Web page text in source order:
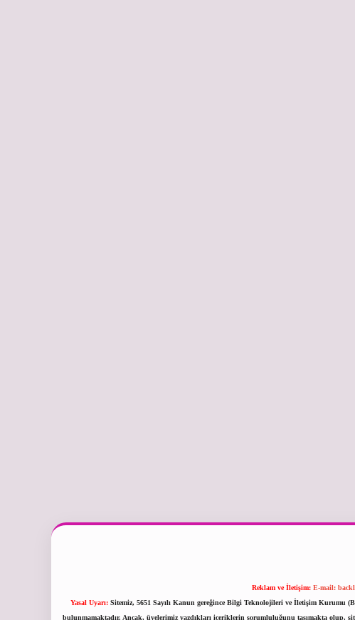
Reklam ve İletişim: E-mail:
Yasal Uyarı: Sitemiz, 5651 Sayılı Kanun gereğince Bilgi Teknolojileri ve İletişim Kurumu
bulunmamaktadır. Ancak, üyelerimiz yazdıkları içeriklerin sorumluluğunu taşımakta olup,